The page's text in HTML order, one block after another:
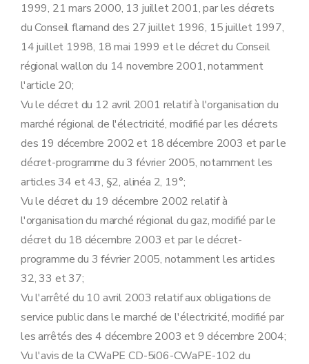
Section 2 En matière d'information et de sensibilisation à l'utilisation rationnelle de l'énergie et aux énergies renouvelables
Art. 11
Art. 12
Art. 13
Art. 14
Chapitre III
Section première
Art. 15
Art. 16
Art. 17
Art. 18
Art. 19
Art. 20
Art. 21
Art. 22
Section 2 En matière de protection de l'environnement
Art. 23
Art. 24
En matière de collecte des données
Art. 25
Chapitre III
Section première
Art. 15
Art. 16
Art. 17
Art. 18
Art. 19
1999, 21 mars 2000, 13 juillet 2001, par les décrets
du Conseil flamand des 27 juillet 1996, 15 juillet 1997,
14 juillet 1998, 18 mai 1999 et le décret du Conseil
régional wallon du 14 novembre 2001, notamment
l'article 20;
Vu le décret du 12 avril 2001 relatif à l'organisation du
marché régional de l'électricité, modifié par les décrets
des 19 décembre 2002 et 18 décembre 2003 et par le
décret-programme du 3 février 2005, notamment les
articles 34 et 43, §2, alinéa 2, 19°;
Vu le décret du 19 décembre 2002 relatif à
l'organisation du marché régional du gaz, modifié par le
décret du 18 décembre 2003 et par le décret-
programme du 3 février 2005, notamment les articles
32, 33 et 37;
Vu l'arrêté du 10 avril 2003 relatif aux obligations de
service public dans le marché de l'électricité, modifié par
les arrêtés des 4 décembre 2003 et 9 décembre 2004;
Vu l'avis de la CWaPE CD-5i06-CWaPE-102 du